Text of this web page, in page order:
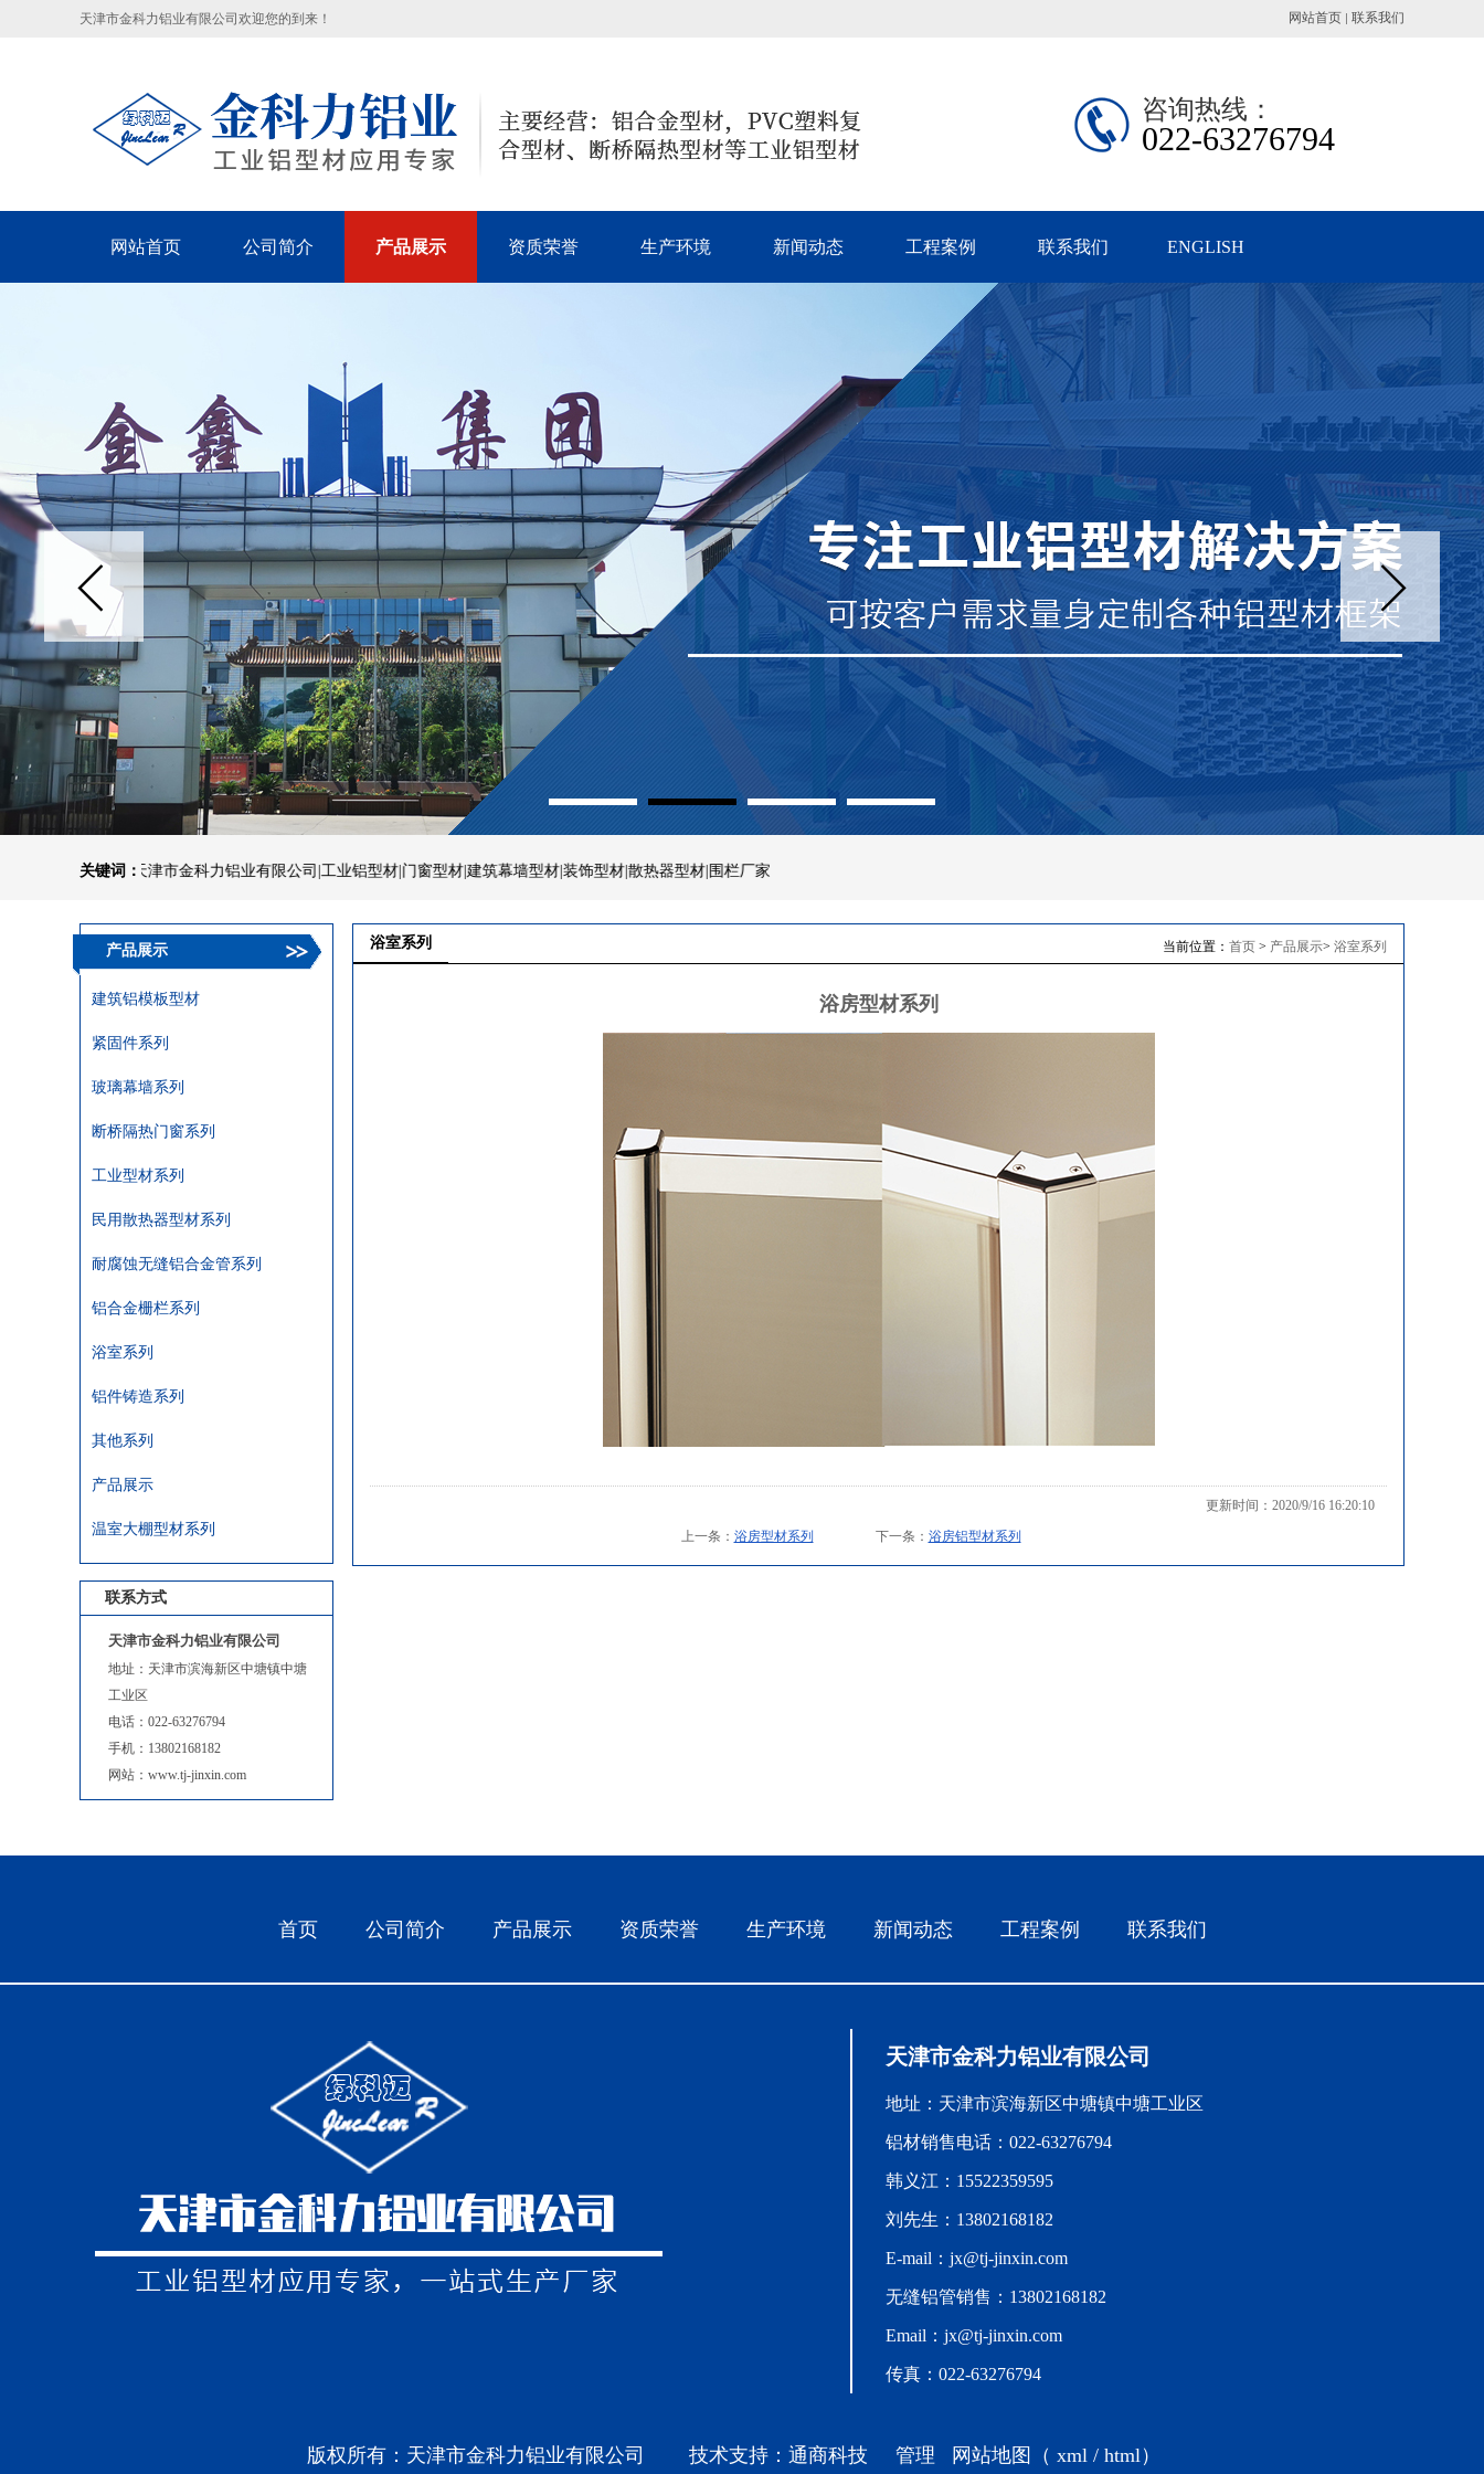
天津市金科力铝业有限公司欢迎您的到来！ 网站首页 联系我们
咨询热线：
022-63276794
网站首页 公司简介 产品展示 资质荣誉 生产环境 新闻动态 工程案例 联系我们 ENGLISH
关键词：
天津市金科力铝业有限公司|工业铝型材|门窗型材|建筑幕墙型材|装饰型材|散热器型材|围栏厂家
产品展示
建筑铝模板型材
紧固件系列
玻璃幕墙系列
断桥隔热门窗系列
工业型材系列
民用散热器型材系列
耐腐蚀无缝铝合金管系列
铝合金栅栏系列
浴室系列
铝件铸造系列
其他系列
产品展示
温室大棚型材系列
联系方式
天津市金科力铝业有限公司
地址：天津市滨海新区中塘镇中塘
工业区
电话：022-63276794
手机：13802168182
网站：www.tj-jinxin.com
当前位置： 首页 > 产品展示> 浴室系列
浴室系列
浴房型材系列
更新时间：2020/9/16 16:20:10
上一条： 浴房型材系列 下一条： 浴房铝型材系列
首页 公司简介 产品展示 资质荣誉 生产环境 新闻动态 工程案例 联系我们
天津市金科力铝业有限公司
地址：天津市滨海新区中塘镇中塘工业区
铝材销售电话：022-63276794
韩义江：15522359595
刘先生：13802168182
E-mail：jx@tj-jinxin.com
无缝铝管销售：13802168182
Email：jx@tj-jinxin.com
传真：022-63276794
版权所有：天津市金科力铝业有限公司 技术支持：通商科技 管理 网站地图（ xml / html）